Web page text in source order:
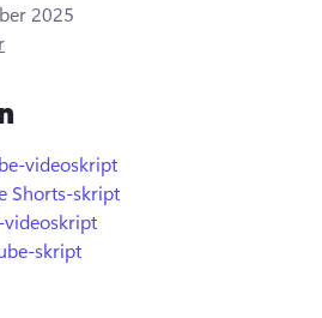
2025
videoskript
Shorts-skript
videoskript
skript